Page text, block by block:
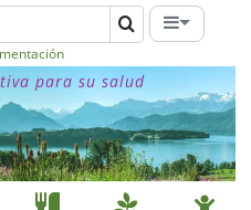
para su salud